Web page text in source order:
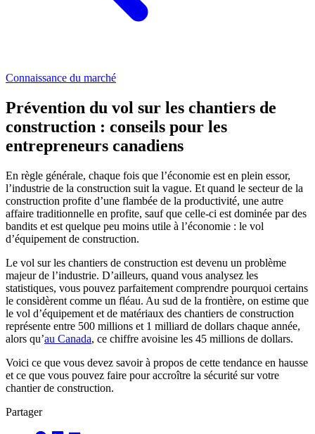
Connaissance du marché
Prévention du vol sur les chantiers de
construction : conseils pour les
entrepreneurs canadiens
En règle générale, chaque fois que l’économie est en plein essor,
l’industrie de la construction suit la vague. Et quand le secteur de la
construction profite d’une flambée de la productivité, une autre
affaire traditionnelle en profite, sauf que celle-ci est dominée par des
bandits et est quelque peu moins utile à l’économie : le vol
d’équipement de construction.
Le vol sur les chantiers de construction est devenu un problème
majeur de l’industrie. D’ailleurs, quand vous analysez les
statistiques, vous pouvez parfaitement comprendre pourquoi certains
le considèrent comme un fléau. Au sud de la frontière, on estime que
le vol d’équipement et de matériaux des chantiers de construction
représente entre 500 millions et 1 milliard de dollars chaque année,
alors qu’au Canada, ce chiffre avoisine les 45 millions de dollars.
Voici ce que vous devez savoir à propos de cette tendance en hausse
et ce que vous pouvez faire pour accroître la sécurité sur votre
chantier de construction.
Partager